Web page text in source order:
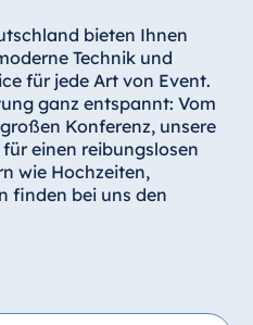
bieten Ihnen
Technik und
für jede Art von Event.
ganz entspannt: Vom
Konferenz, unsere
einen reibungslosen
wie Hochzeiten,
finden bei uns den